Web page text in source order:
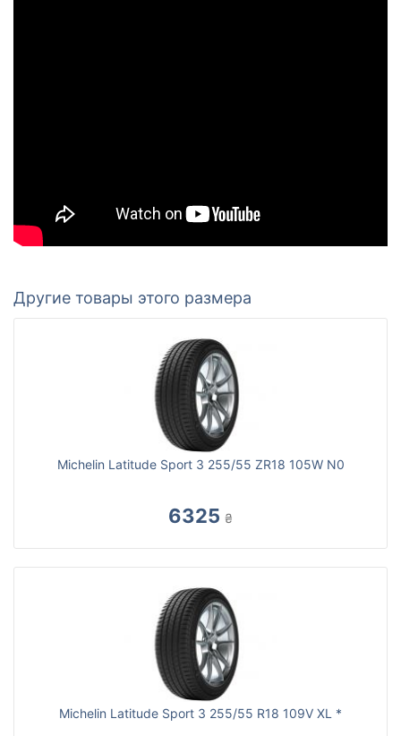
Другие товары этого размера
Michelin Latitude Sport 3 255/55 ZR18 105W N0
6325 ₴
Michelin Latitude Sport 3 255/55 R18 109V XL *